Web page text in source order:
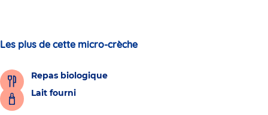
Les plus de cette micro-crèche
Repas biologique
Lait fourni